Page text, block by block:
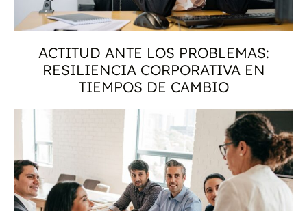
ACTITUD ANTE LOS PROBLEMAS:
RESILIENCIA CORPORATIVA EN
TIEMPOS DE CAMBIO